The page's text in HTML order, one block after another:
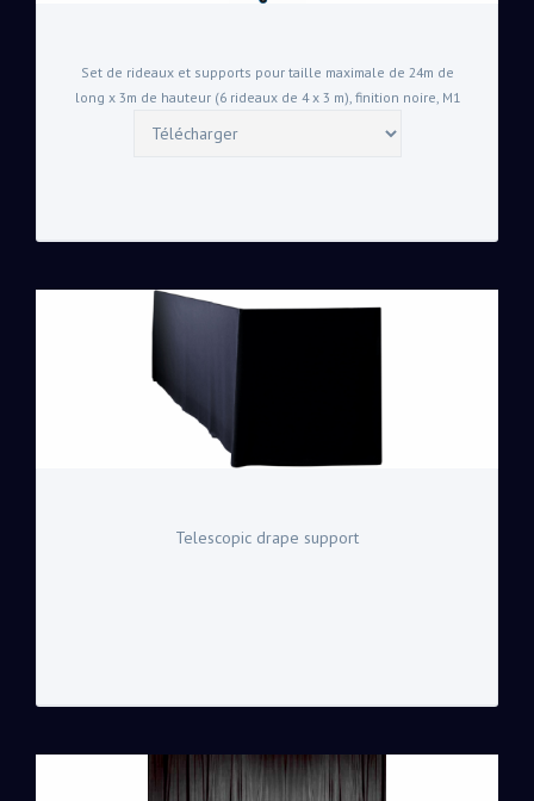
Set de rideaux et supports pour taille maximale de 24m de
long x 3m de hauteur (6 rideaux de 4 x 3 m), finition noire, M1
Telescopic drape support